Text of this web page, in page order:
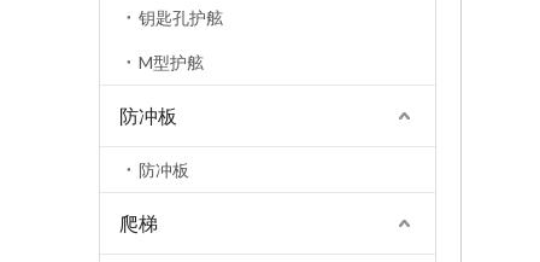
钥匙孔护舷
M型护舷
防冲板
防冲板
爬梯